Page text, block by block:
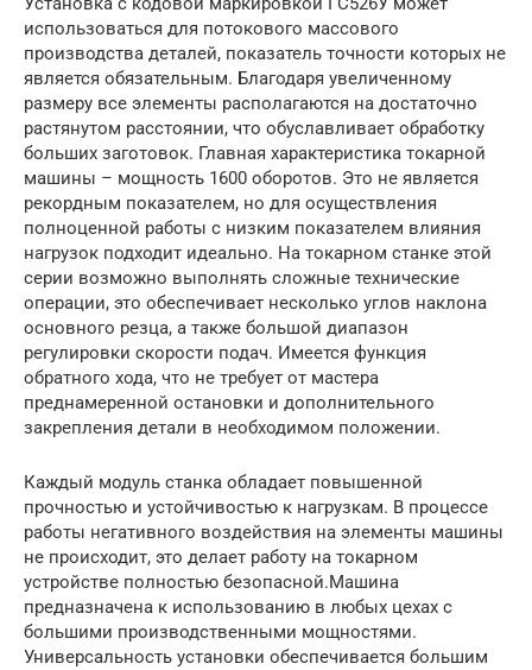
использоваться для потокового массового
производства деталей, показатель точности которых не
является обязательным. Благодаря увеличенному
размеру все элементы располагаются на достаточно
растянутом расстоянии, что обуславливает обработку
больших заготовок. Главная характеристика токарной
машины – мощность 1600 оборотов. Это не является
рекордным показателем, но для осуществления
полноценной работы с низким показателем влияния
нагрузок подходит идеально. На токарном станке этой
серии возможно выполнять сложные технические
операции, это обеспечивает несколько углов наклона
основного резца, а также большой диапазон
регулировки скорости подач. Имеется функция
обратного хода, что не требует от мастера
преднамеренной остановки и дополнительного
закрепления детали в необходимом положении.
Каждый модуль станка обладает повышенной
прочностью и устойчивостью к нагрузкам. В процессе
работы негативного воздействия на элементы машины
не происходит, это делает работу на токарном
устройстве полностью безопасной.Машина
предназначена к использованию в любых цехах с
большими производственными мощностями.
Универсальность установки обеспечивается большим